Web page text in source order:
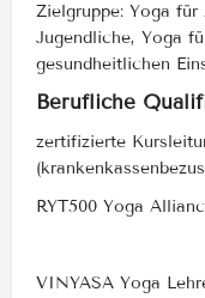
Zielgruppe: Yoga
Jugendliche, Yoga
gesundheitlichen
Berufliche
zertifizierte
RYT500 Yoga
VINYASA Yoga